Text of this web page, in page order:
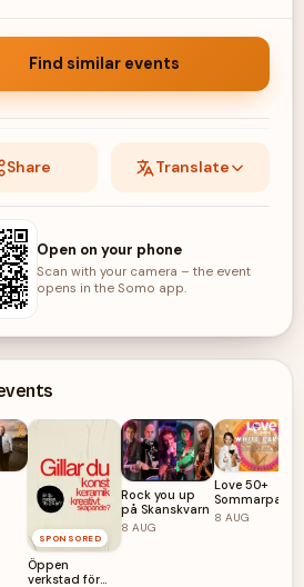
Find similar events
Share Translate
Open on your phone
Scan with your camera – the event
opens in the Somo app.
SPONSORED
Öppen
verkstad för
Rock you up
på Skanskvarn
8 AUG
Love 50+
Sommarparty
Stockholm
8 AUG